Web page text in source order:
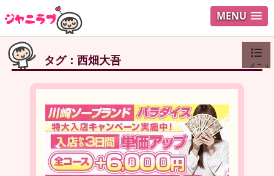
MENU
メニュ
タグ：西畑大吾